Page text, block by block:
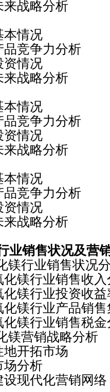
略分析
情况
争力分析
情况
略分析
情况
争力分析
情况
略分析
情况
争力分析
情况
略分析
业销售状况及营
行业销售状况
行业销售收入
行业投资收益
业产品销售
行业销售税金
营销战略分析
拓市场
分析
代化营销网络